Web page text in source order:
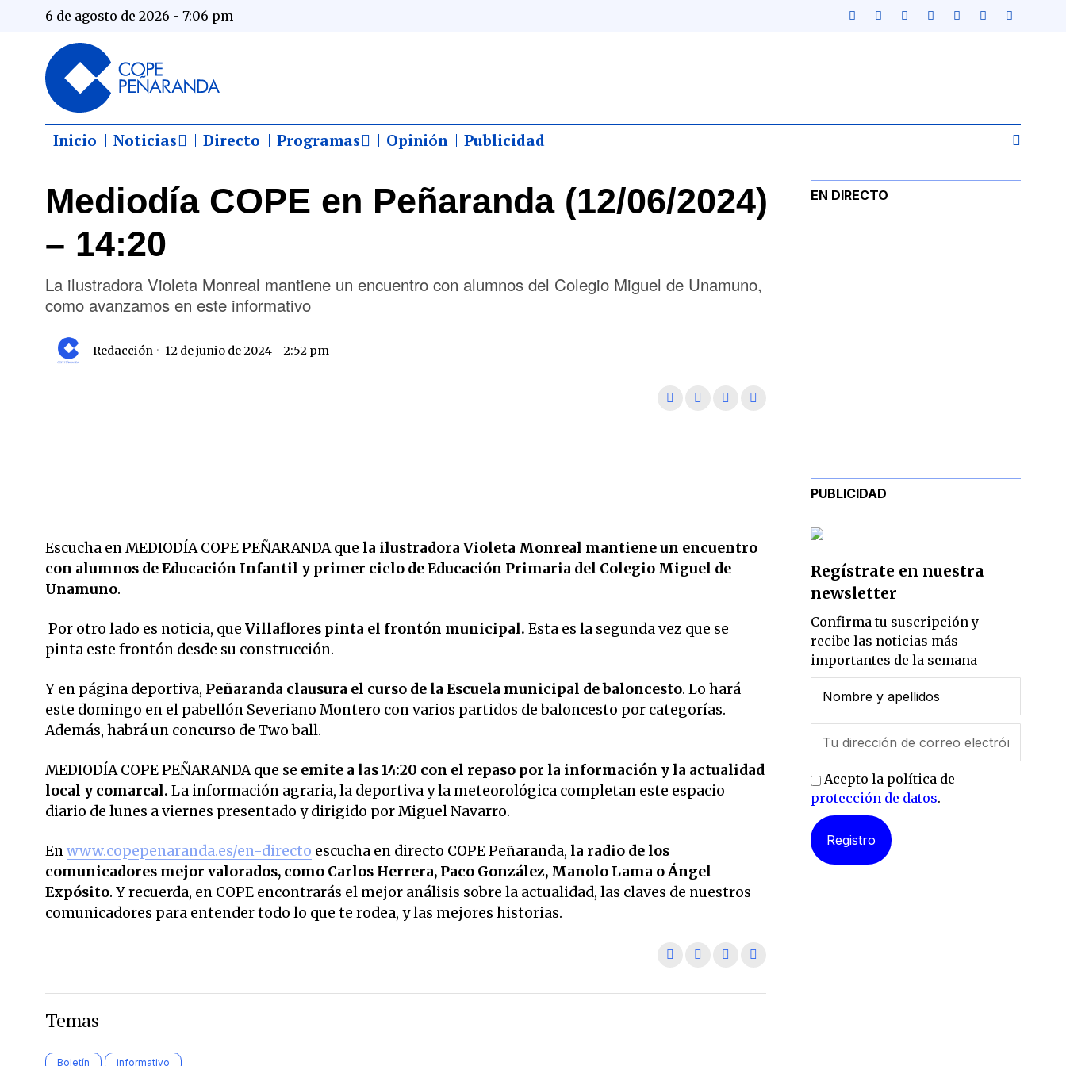
6 de agosto de 2026 - 7:06 pm
Inicio Noticias Directo Programas Opinión Publicidad
Mediodía COPE en Peñaranda (12/06/2024)
– 14:20
La ilustradora Violeta Monreal mantiene un encuentro con alumnos del Colegio Miguel de Unamuno,
como avanzamos en este informativo
Redacción 12 de junio de 2024 - 2:52 pm
Escucha en MEDIODÍA COPE PEÑARANDA que la ilustradora Violeta Monreal mantiene un encuentro
con alumnos de Educación Infantil y primer ciclo de Educación Primaria del Colegio Miguel de
Unamuno.
Por otro lado es noticia, que Villaflores pinta el frontón municipal. Esta es la segunda vez que se
pinta este frontón desde su construcción.
Y en página deportiva, Peñaranda clausura el curso de la Escuela municipal de baloncesto. Lo hará
este domingo en el pabellón Severiano Montero con varios partidos de baloncesto por categorías.
Además, habrá un concurso de Two ball.
MEDIODÍA COPE PEÑARANDA que se emite a las 14:20 con el repaso por la información y la actualidad
local y comarcal. La información agraria, la deportiva y la meteorológica completan este espacio
diario de lunes a viernes presentado y dirigido por Miguel Navarro.
Enwww.copepenaranda.es/en-directo escucha en directo COPE Peñaranda, la radio de los
comunicadores mejor valorados, como Carlos Herrera, Paco González, Manolo Lama o Ángel
Expósito. Y recuerda, en COPE encontrarás el mejor análisis sobre la actualidad, las claves de nuestros
comunicadores para entender todo lo que te rodea, y las mejores historias.
Temas
Boletín informativo
EN DIRECTO
PUBLICIDAD
Regístrate en nuestra
newsletter
Confirma tu suscripción y
recibe las noticias más
importantes de la semana
Acepto la política de
protección de datos.